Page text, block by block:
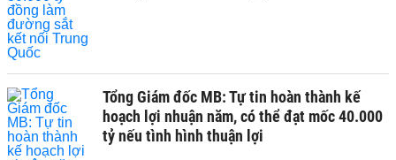
Tổng Giám đốc MB: Tự tin hoàn thành kế
hoạch lợi nhuận năm, có thể đạt mốc 40.000
tỷ nếu tình hình thuận lợi